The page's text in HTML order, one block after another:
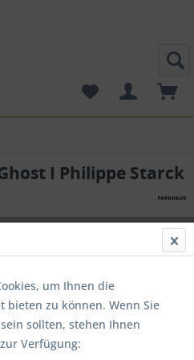
I Philippe Starck
um Ihnen die
bieten zu können. Wenn Sie
sollten, stehen Ihnen
Verfügung: